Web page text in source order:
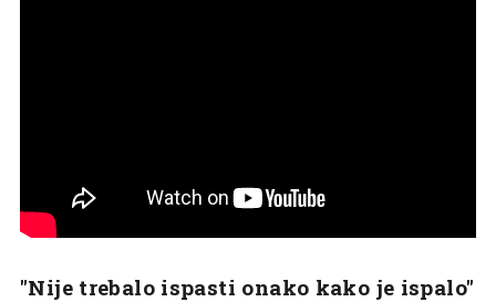
"Nije trebalo ispasti onako kako je ispalo"